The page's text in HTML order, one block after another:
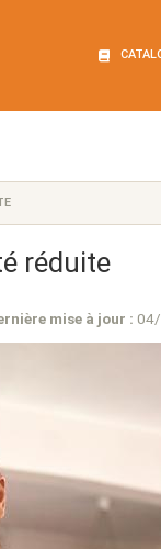
réduite
mise à jour :